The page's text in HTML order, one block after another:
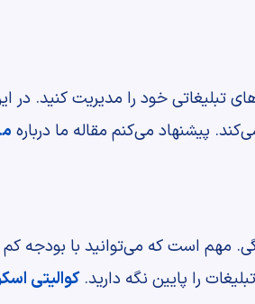
تبلیغاتی خود را مدیریت کنید.
پیشنهاد می‌کنم مقاله ما درباره
را پایین نگه دارید.کوالیتی